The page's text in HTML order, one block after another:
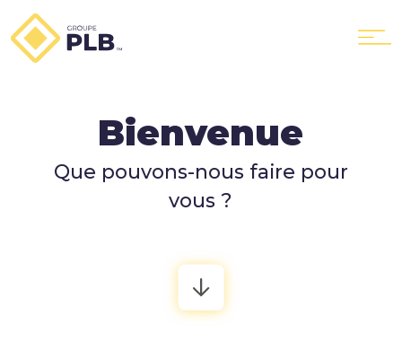
Le Groupe
PLB Location
Bienvenue
Que pouvons-nous faire pour
vous ?